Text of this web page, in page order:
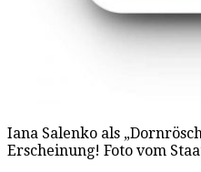
Iana Salenko als
Erscheinung! Foto vom